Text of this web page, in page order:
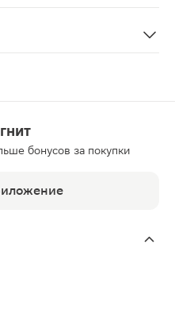
бонусов за покупки